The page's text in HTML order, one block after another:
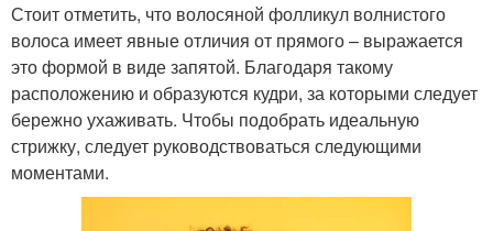
Стоит отметить, что волосяной фолликул волнистого
волоса имеет явные отличия от прямого – выражается
это формой в виде запятой. Благодаря такому
расположению и образуются кудри, за которыми следует
бережно ухаживать. Чтобы подобрать идеальную
стрижку, следует руководствоваться следующими
моментами.